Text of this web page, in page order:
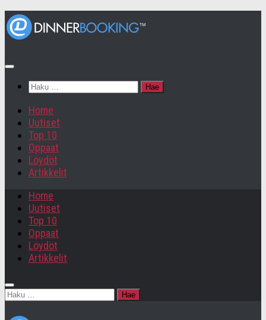
Haku:
Home
Uutiset
Top 10
Oppaat
Löydöt
Artikkelit
Home
Uutiset
Top 10
Oppaat
Löydöt
Artikkelit
Haku: